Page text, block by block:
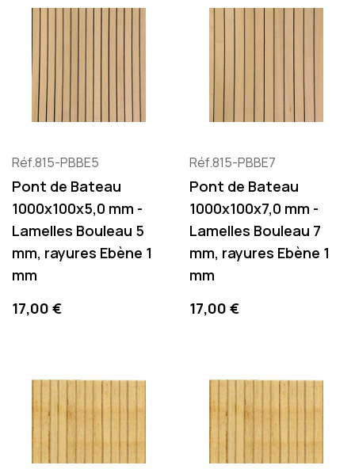
Réf.815-PBBE5
Pont de Bateau
1000x100x5,0 mm -
Lamelles Bouleau 5
mm, rayures Ebène 1
mm
Precio
17,00 €
Réf.815-PBBE7
Pont de Bateau
1000x100x7,0 mm -
Lamelles Bouleau 7
mm, rayures Ebène 1
mm
Precio
17,00 €